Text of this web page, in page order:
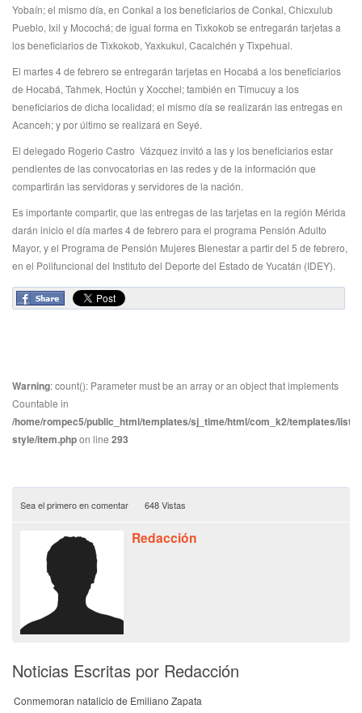
Yobaín; el mismo día, en Conkal a los beneficiarios de Conkal, Chicxulub
Pueblo, Ixil y Mocochá; de igual forma en Tixkokob se entregarán tarjetas a
los beneficiarios de Tixkokob, Yaxkukul, Cacalchén y Tixpehual.
El martes 4 de febrero se entregarán tarjetas en Hocabá a los beneficiarios
de Hocabá, Tahmek, Hoctún y Xocchel; también en Timucuy a los
beneficiarios de dicha localidad; el mismo día se realizarán las entregas en
Acanceh; y por último se realizará en Seyé.
El delegado Rogerio Castro Vázquez invitó a las y los beneficiarios estar
pendientes de las convocatorias en las redes y de la información que
compartirán las servidoras y servidores de la nación.
Es importante compartir, que las entregas de las tarjetas en la región Mérida
darán inicio el día martes 4 de febrero para el programa Pensión Adulto
Mayor, y el Programa de Pensión Mujeres Bienestar a partir del 5 de febrero,
en el Polifuncional del Instituto del Deporte del Estado de Yucatán (IDEY).
Warning: count(): Parameter must be an array or an object that implements
Countable in
/home/rompec5/public_html/templates/sj_time/html/com_k2/templates/
style/item.phpon line 293
Sea el primero en comentar 648 Vistas
Redacción
Noticias Escritas por Redacción
Conmemoran natalicio de Emiliano Zapata